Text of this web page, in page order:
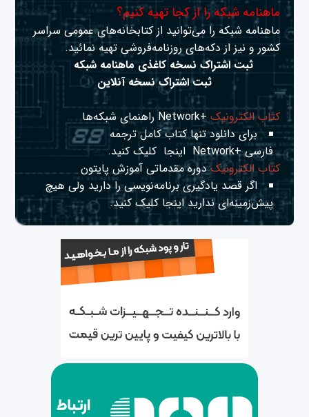
ماهنامه شبکه را از کجا تهیه کنیم؟
ماهنامه شبکه را می‌توانید از کتابخانه‌های عمومی سراسر
کشور و نیز از دکه‌های روزنامه‌فروشی تهیه نمائید.
ثبت اشتراک نسخه کاغذی ماهنامه شبکه
ثبت اشتراک نسخه آنلاین
کتاب الکترونیک+Network راهنمای شبکه‌ها
برای دانلود تنها کتاب کامل ترجمه
فارسی +Network
اینجا کلیک کنید.
کتاب الکترونیکدوره مقدماتی آموزش پایتون
اگر قصد یادگیری برنامه‌نویسی را دارید ولی هیچ
پیش‌زمینه‌ای نداریداینجا کلیک کنید.